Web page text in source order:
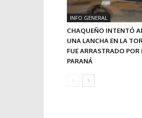
INFO GENERAL
CHAQUEÑO INTENTÓ
UNA LANCHA EN LA
FUE ARRASTRADO POR
PARANÁ